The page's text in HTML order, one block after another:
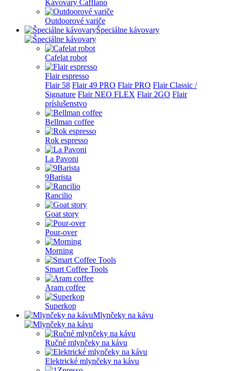
Kávovary Cafflano
Outdoorové variče
Špeciálne kávovary
Cafelat robot
Flair espresso
Flair 58 Flair 49 PRO Flair PRO Flair Classic /
Signature Flair NEO FLEX Flair 2GO Flair
príslušenstvo
Bellman coffee
Rok espresso
La Pavoni
9Barista
Rancilio
Goat story
Pour-over
Morning
Smart Coffee Tools
Aram coffee
Superkop
Mlynčeky na kávu
Ručné mlynčeky na kávu
Elektrické mlynčeky na kávu